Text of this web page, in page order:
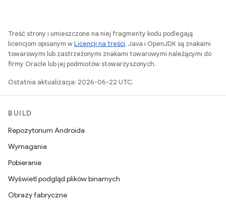
Treść strony i umieszczone na niej fragmenty kodu podlegają
licencjom opisanym wLicencji na treści. Java i OpenJDK są znakami
towarowymi lub zastrzeżonymi znakami towarowymi należącymi do
firmy Oracle lub jej podmiotów stowarzyszonych.
Ostatnia aktualizacja: 2026-06-22 UTC.
BUILD
Repozytorium Androida
Wymagania
Pobieranie
Wyświetl podgląd plików binarnych
Obrazy fabryczne